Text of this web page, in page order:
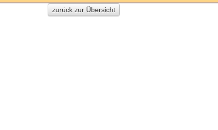
zurück zur Übersicht